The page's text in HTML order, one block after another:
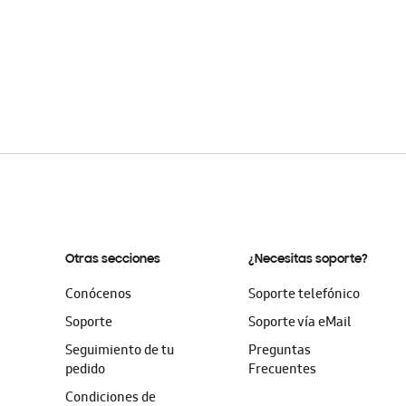
Otras secciones
Conócenos
Soporte
Seguimiento de tu
pedido
Condiciones de
¿Necesitas soporte?
Soporte telefónico
Soporte vía eMail
Preguntas
Frecuentes